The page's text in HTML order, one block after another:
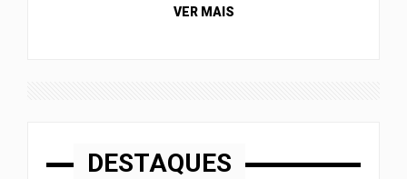
VER MAIS
DESTAQUES